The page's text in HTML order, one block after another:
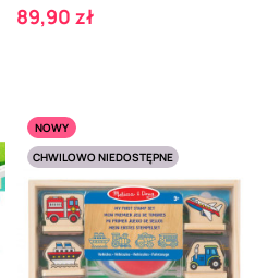
Cena
89,90 zł
NOWY
CHWILOWO NIEDOSTĘPNE